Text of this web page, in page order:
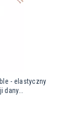
- elastyczny
dany...